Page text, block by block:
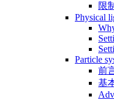
限制
Physical
Particle
前
基